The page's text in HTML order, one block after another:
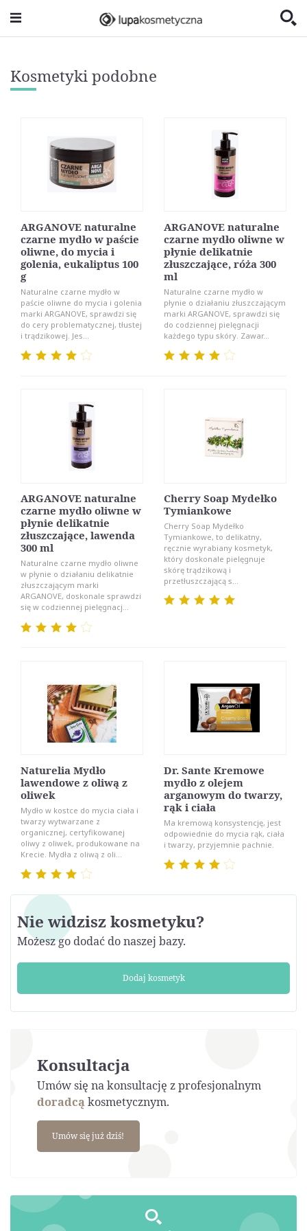
Kosmetyki podobne
ARGANOVE naturalne
czarne mydło w paście
oliwne, do mycia i
golenia, eukaliptus 100
g
Naturalne czarne mydło w
paście oliwne do mycia i golenia
marki ARGANOVE, sprawdzi się
do cery problematycznej, tłustej
i trądzikowej. Jes...
ARGANOVE naturalne
czarne mydło oliwne w
płynie delikatnie
złuszczające, róża 300
ml
Naturalne czarne mydło w
płynie o działaniu złuszczającym
marki ARGANOVE, sprawdzi się
do codziennej pielęgnacji
każdego typu skóry. Zawar...
ARGANOVE naturalne
czarne mydło oliwne w
płynie delikatnie
złuszczające, lawenda
300 ml
Naturalne czarne mydło oliwne
w płynie o działaniu delikatnie
złuszczającym marki
ARGANOVE, doskonale sprawdzi
się w codziennej pielęgnacj...
Cherry Soap Mydełko
Tymiankowe
Cherry Soap Mydełko
Tymiankowe, to delikatny,
ręcznie wyrabiany kosmetyk,
który doskonale pielęgnuje
skórę trądzikową i
przetłuszczającą s...
Naturelia Mydło
lawendowe z oliwą z
oliwek
Mydło w kostce do mycia ciała i
twarzy wytwarzane z
organicznej, certyfikowanej
oliwy z oliwek, produkowane na
Krecie. Mydła z oliwą z oli...
Dr. Sante Kremowe
mydło z olejem
arganowym do twarzy,
rąk i ciała
Ma kremową konsystencję, jest
odpowiednie do mycia rąk, ciała
i twarzy, przyjemnie pachnie.
Nie widzisz kosmetyku?
Możesz go dodać do naszej bazy.
Dodaj kosmetyk
Konsultacja
Umów się na konsultację z profesjonalnym
doradcąkosmetycznym.
Umów się już dziś!